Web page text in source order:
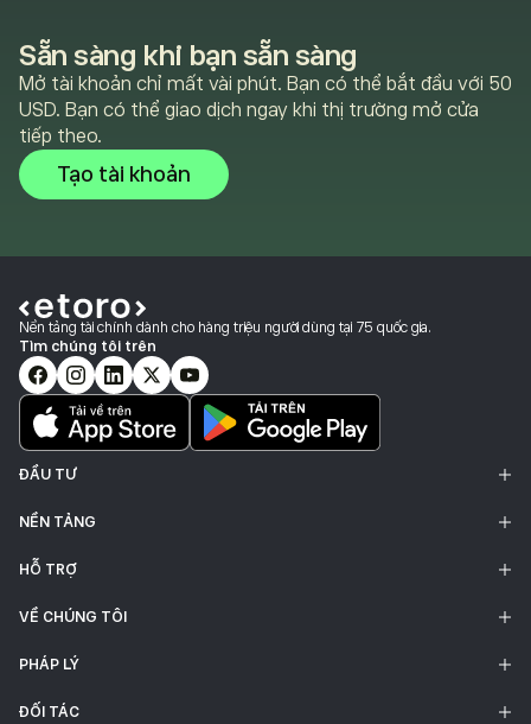
Sẵn sàng khi bạn sẵn sàng
Mở tài khoản chỉ mất vài phút. Bạn có thể bắt đầu với 50
USD. Bạn có thể giao dịch ngay khi thị trường mở cửa
tiếp theo.
Tạo tài khoản
Nền tảng tài chính dành cho hàng triệu người dùng tại 75 quốc gia.
Tìm chúng tôi trên
ĐẦU TƯ
NỀN TẢNG
HỖ TRỢ
VỀ CHÚNG TÔI
PHÁP LÝ
ĐỐI TÁC